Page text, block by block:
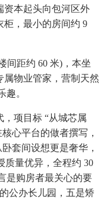
资本起头向包河区外
柜，最小的房间约 9
距约 60 米)，本坐
物业管家，营制天然
趣。
项目标 “从城芯属
心平台的做者撰写，
套间设想更是奢华，
质量优异，全程约 30
是购房者最关心的要
公办长儿园，五是矫